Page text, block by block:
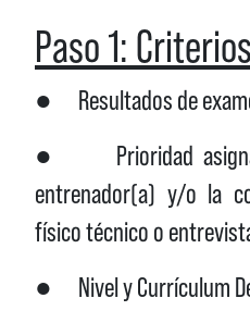
Paso 1:
● Resultados de
● Prioridad
entrenador(a) y/o la
físico técnico o
● Nivel y Currículum